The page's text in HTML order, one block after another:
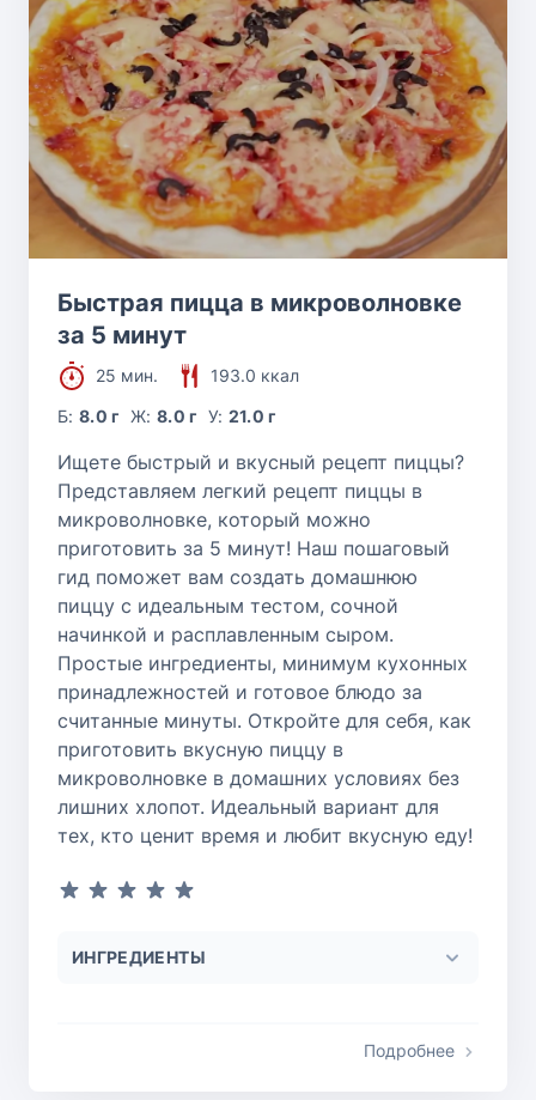
Быстрая пицца в микроволновке
за 5 минут
25 мин.
193.0 ккал
Б:8.0 г Ж: 8.0 г У: 21.0 г
Ищете быстрый и вкусный рецепт пиццы?
Представляем легкий рецепт пиццы в
микроволновке, который можно
приготовить за 5 минут! Наш пошаговый
гид поможет вам создать домашнюю
пиццу с идеальным тестом, сочной
начинкой и расплавленным сыром.
Простые ингредиенты, минимум кухонных
принадлежностей и готовое блюдо за
считанные минуты. Откройте для себя, как
приготовить вкусную пиццу в
микроволновке в домашних условиях без
лишних хлопот. Идеальный вариант для
тех, кто ценит время и любит вкусную еду!
ИНГРЕДИЕНТЫ
Подробнее